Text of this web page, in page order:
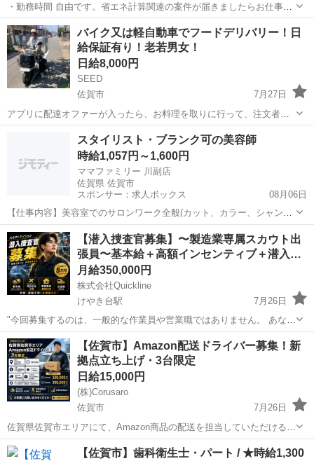
・勤務時間 自由です。省エネ計算関連の案件が届きましたらお仕事を
始めてください。 ・勤務地 在宅になりますので全国対応です。 ・
報酬 1案件2万円～200万円（案件によって変動します） ・こ...
佐賀 佐賀市 その他 ネット
バイク又は軽自動車でフードデリバリー！日
給保証有り！老若男女！
日給8,000円
SEED
佐賀市
7月27日
アプリに配達オファーが入ったら、お料理を取りに行って、注文者に
配達をするお仕事です。 現金の取り扱いは有りません。 勤務時間は11
時〜15時と17時~21時の計8時間 ・日給保証¥8000(10件まで)+インセン
配送 1件
スタイリスト・ブランク可の美容師
時給1,057円～1,600円
ママファミリー 川副店
佐賀県 佐賀市
スポンサー：求人ボックス
08月06日
【仕事内容】美容室でのサロンワーク全般(カット、カラー、シャンプ
ー、パーマなど) 受付・接客 掃除・レジ業務 店販・集客 雇用期間の定
めあり 1年(原則更新) 【経験・資格】<応募要件> 必須 美容師免許 歓
迎 スタイリスト経験あ...
アルバイト・パート
【潜入捜査官募集】〜製造業専属スカウト出
張員〜基本給＋高額インセンティブ＋潜入…
月給350,000円
株式会社Quickline
けやき台駅
7月26日
"今回募集するのは、一般的な作業員や営業職ではありません。 あなた
のミッションは、全国の「自動車メーカー」や「半導体メーカー」の
製造現場に潜入就業し、当社に必要な人材を見つけ出してスカウトす
ることです！ 人材紹介のノウハ...
佐賀 佐賀市 けやき台駅 スタッフ
【佐賀市】Amazon配送ドライバー募集！新
拠点立ち上げ・3台限定
日給15,000円
(株)Corusaro
佐賀市
7月26日
佐賀県佐賀市エリアにて、Amazon商品の配送を担当していただけるド
ライバーを募集しています！ 今回はAmazon新拠点立ち上げに伴う募
集となります。 募集台数は3台限定のため、早期に枠が埋まる可能性
佐賀 ドライバー Amazon
【佐賀市】歯科衛生士・パート / ★時給1,300